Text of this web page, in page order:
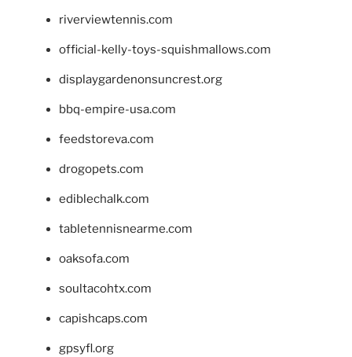
riverviewtennis.com
official-kelly-toys-squishmallows.com
displaygardenonsuncrest.org
bbq-empire-usa.com
feedstoreva.com
drogopets.com
ediblechalk.com
tabletennisnearme.com
oaksofa.com
soultacohtx.com
capishcaps.com
gpsyfl.org